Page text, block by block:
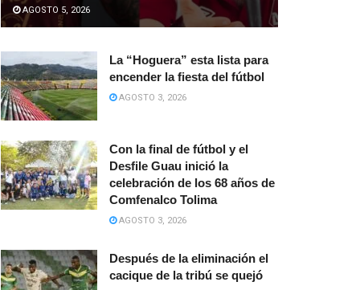
AGOSTO 5, 2026
La “Hoguera” esta lista para
encender la fiesta del fútbol
AGOSTO 3, 2026
Con la final de fútbol y el
Desfile Guau inició la
celebración de los 68 años de
Comfenalco Tolima
AGOSTO 3, 2026
Después de la eliminación el
cacique de la tribú se quejó